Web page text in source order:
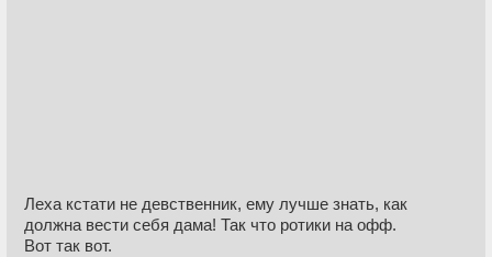
Леха кстати не девственник, ему лучше знать, как
должна вести себя дама! Так что ротики на офф.
Вот так вот.